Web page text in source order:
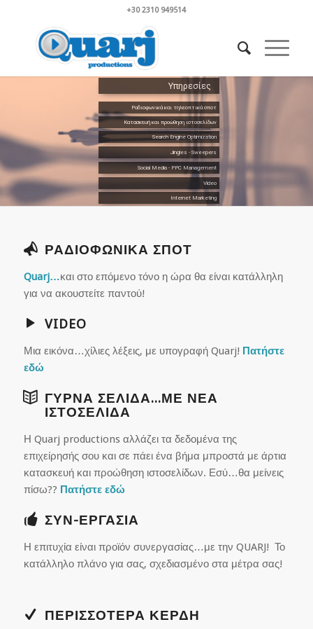
+30 2310 949514
Υπηρεσίες
Ραδιοφωνικά και τηλεοπτικά σποτ
Κατασκευή και προώθηση ιστοσελίδων
Search Engine Optimization
Jingles - Sweepers
Social Media - PPC Management
Video
Internet Marketing
ΡΑΔΙΟΦΩΝΙΚΑ ΣΠΟΤ
Quarj…και στο επόμενο τόνο η ώρα θα είναι κατάλληλη
για να ακουστείτε παντού!
VIDEO
Μια εικόνα…χίλιες λέξεις, με υπογραφή Quarj! Πατήστε
εδώ
ΓΥΡΝΑ ΣΕΛΙΔΑ...ΜΕ ΝΕΑ
ΙΣΤΟΣΕΛΙΔΑ
Η Quarj productions αλλάζει τα δεδομένα της
επιχείρησής σου και σε πάει ένα βήμα μπροστά με άρτια
κατασκευή και προώθηση ιστοσελίδων. Εσύ…θα μείνεις
πίσω?? Πατήστε εδώ
ΣΥΝ-ΕΡΓΑΣΙΑ
Η επιτυχία είναι προϊόν συνεργασίας…με την QUARJ! Το
κατάλληλο πλάνο για σας, σχεδιασμένο στα μέτρα σας!
ΠΕΡΙΣΣΟΤΕΡΑ ΚΕΡΔΗ